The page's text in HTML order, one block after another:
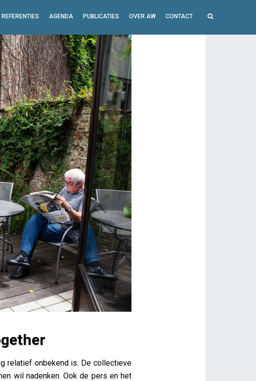
REFERENTIES AGENDA PUBLICATIES OVER AW CONTACT
relatief onbekend is. De collectieve
wil nadenken. Ook de pers en het